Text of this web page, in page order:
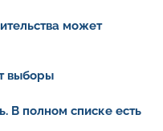
может
выборы
В полном списке есть